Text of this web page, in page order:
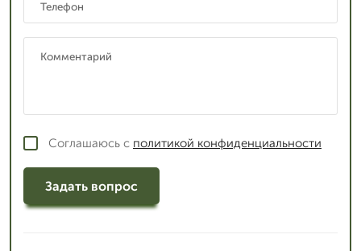
Соглашаюсь с политикой конфиденциальности
Задать вопрос